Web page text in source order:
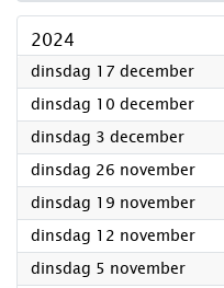
2024
dinsdag 17 december2024
dinsdag 10 december2024
dinsdag 3 december2024
dinsdag 26 november2024
dinsdag 19 november2024
dinsdag 12 november2024
dinsdag 5 november2024